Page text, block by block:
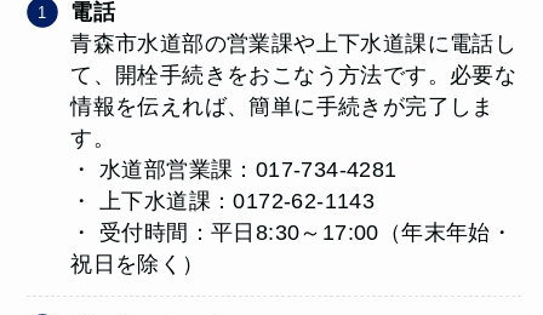
電話
青森市水道部の営業課や上下水道課に電話し
て、開栓手続きをおこなう方法です。必要な
情報を伝えれば、簡単に手続きが完了しま
す。
・ 水道部営業課：017-734-4281
・ 上下水道課：0172-62-1143
・ 受付時間：平日8:30～17:00（年末年始・
祝日を除く）